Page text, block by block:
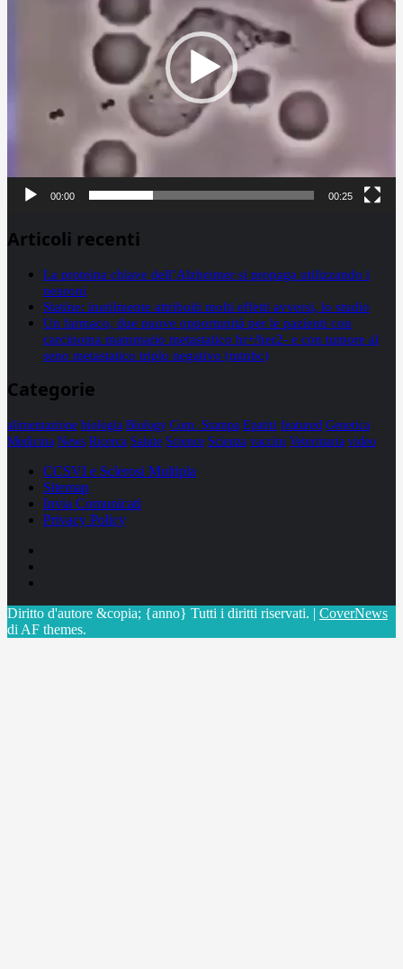
00:00 00:25
Articoli recenti
La proteina chiave dell’Alzheimer si propaga utilizzando i
neuroni
Statine: inutilmente attribuiti molti effetti avversi, lo studio
Un farmaco, due nuove opportunità per le pazienti con
carcinoma mammario metastatico hr+/her2- e con tumore al
seno metastatico triplo negativo (mtnbc)
Categorie
alimentazione biologia Biology Com. Stampa Epatiti featured Genetica
Medicina News Ricerca Salute Science Scienza vaccini Veterinaria video
CCSVI e Sclerosi Multipla
Sitemap
Invia Comunicati
Privacy Policy
Diritto d'autore &copia; {anno} Tutti i diritti riservati. | CoverNews
di AF themes.